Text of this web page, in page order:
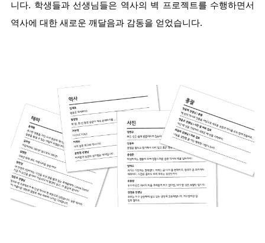
니다. 학생들과 선생님들은 역사의 벽 프로젝트를 수행하면서
역사에 대한 새로운 깨달음과 감동을 얻었습니다.